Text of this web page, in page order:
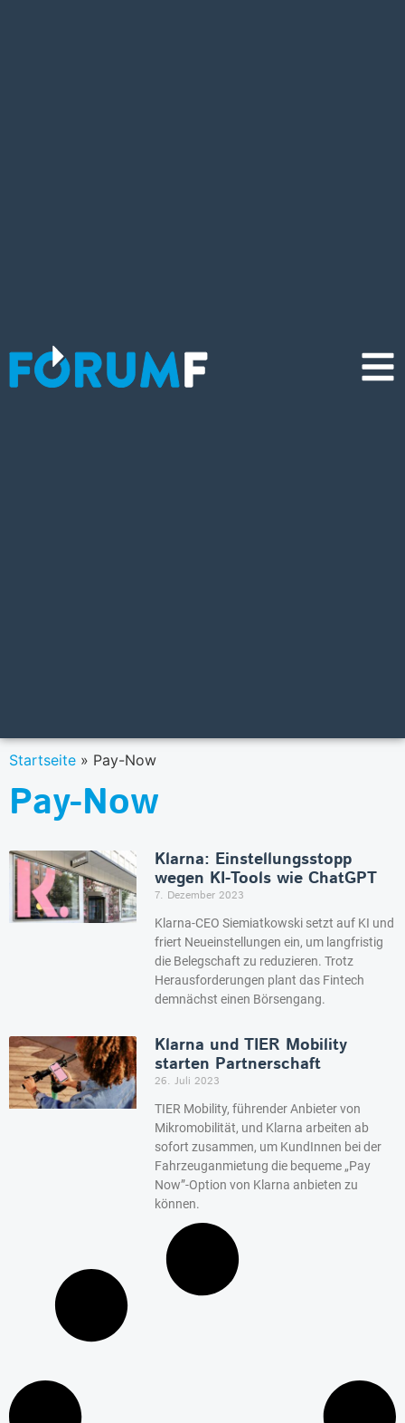
Startseite » Pay-Now
Pay-Now
Klarna: Einstellungsstopp
wegen KI-Tools wie ChatGPT
7. Dezember 2023
Klarna-CEO Siemiatkowski setzt auf KI und
friert Neueinstellungen ein, um langfristig
die Belegschaft zu reduzieren. Trotz
Herausforderungen plant das Fintech
demnächst einen Börsengang.
Klarna und TIER Mobility
starten Partnerschaft
26. Juli 2023
TIER Mobility, führender Anbieter von
Mikromobilität, und Klarna arbeiten ab
sofort zusammen, um KundInnen bei der
Fahrzeuganmietung die bequeme „Pay
Now”-Option von Klarna anbieten zu
können.